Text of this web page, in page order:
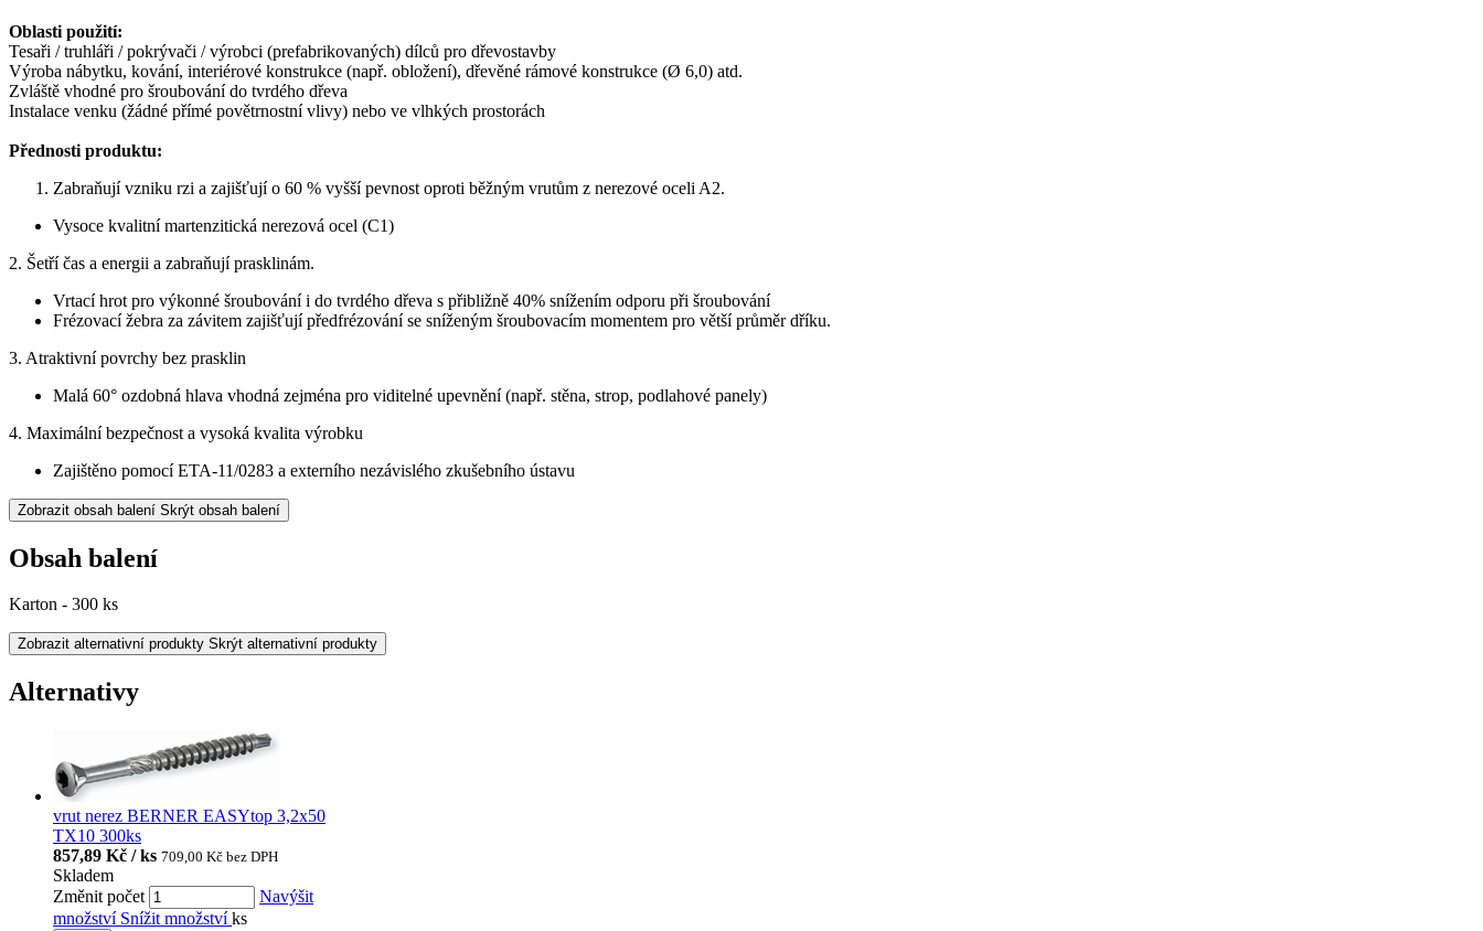
Oblasti použití:
Tesaři / truhláři / pokrývači / výrobci (prefabrikovaných) dílců pro dřevostavby
Výroba nábytku, kování, interiérové konstrukce (např. obložení), dřevěné rámové konstrukce (Ø 6,0) atd.
Zvláště vhodné pro šroubování do tvrdého dřeva
Instalace venku (žádné přímé povětrnostní vlivy) nebo ve vlhkých prostorách
Přednosti produktu:
Zabraňují vzniku rzi a zajišťují o 60 % vyšší pevnost oproti běžným vrutům z nerezové oceli A2.
Vysoce kvalitní martenzitická nerezová ocel (C1)
2. Šetří čas a energii a zabraňují prasklinám.
Vrtací hrot pro výkonné šroubování i do tvrdého dřeva s přibližně 40% snížením odporu při šroubování
Frézovací žebra za závitem zajišťují předfrézování se sníženým šroubovacím momentem pro větší průměr dříku.
3. Atraktivní povrchy bez prasklin
Malá 60° ozdobná hlava vhodná zejména pro viditelné upevnění (např. stěna, strop, podlahové panely)
4. Maximální bezpečnost a vysoká kvalita výrobku
Zajištěno pomocí ETA-11/0283 a externího nezávislého zkušebního ústavu
Zobrazit obsah balení Skrýt obsah balení
Obsah balení
Karton - 300 ks
Zobrazit alternativní produkty Skrýt alternativní produkty
Alternativy
vrut nerez BERNER EASYtop 3,2x50
TX10 300ks
857,89 Kč / ks 709,00 Kč bez DPH
Skladem
Změnit počet
Navýšit
množství Snížit množstvíks